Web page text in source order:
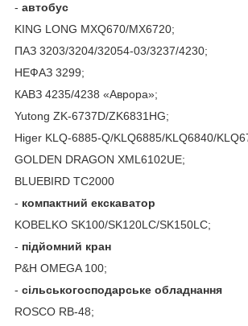
- автобус
KING LONG MXQ670/MX6720;
ПАЗ 3203/3204/32054-03/3237/4230;
НЕФАЗ 3299;
КАВЗ 4235/4238 «Аврора»;
Yutong ZK-6737D/ZK6831HG;
Higer KLQ-6885-Q/KLQ6885/KLQ6840/
GOLDEN DRAGON XML6102UE;
BLUEBIRD TC2000
- компактний екскаватор
KOBELKO SK100/SK120LC/SK150LC;
- підйомний кран
P&H OMEGA 100;
- сільськогосподарське обладнання
ROSCO RB-48;